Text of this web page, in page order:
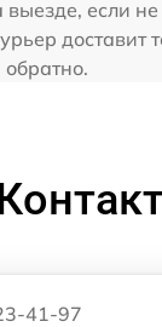
если
доставит
41-97